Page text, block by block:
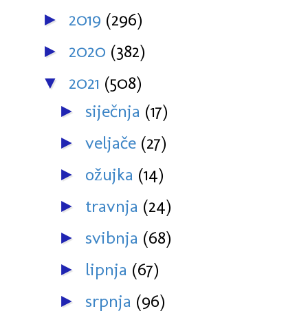
► 2019 (296)
► 2020 (382)
▼ 2021 (508)
► siječnja (17)
► veljače (27)
► ožujka (14)
► travnja (24)
► svibnja (68)
► lipnja (67)
► srpnja (96)